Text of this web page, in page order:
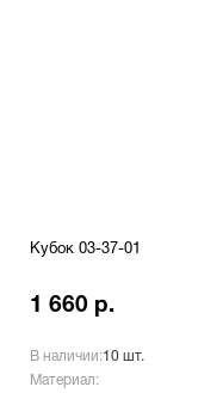
Кубок 03-37-01
1 660 р.
В наличии:10 шт.
Материал: